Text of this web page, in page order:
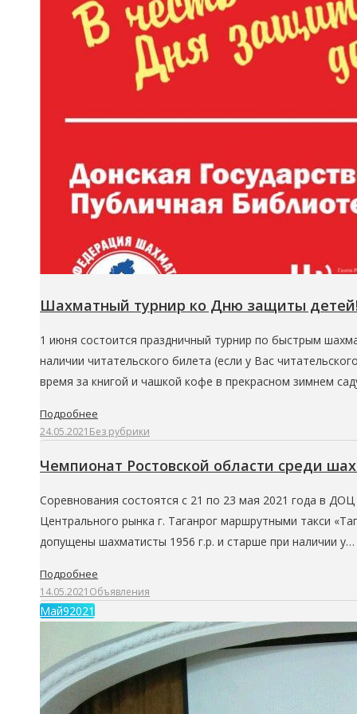
Шахматный турнир ко Дню защиты
1 июня состоится праздничный турнир по быстрым
наличии читательского билета (если у Вас
время за книгой и чашкой кофе в прекрасном зимнем
Подробнее
24.05.2021 Без рубрики
Чемпионат Ростовской области среди
Соревнования состоятся с 21 по 23 мая 2021 года в
Центрального рынка г. Таганрог маршрутными такси
допущены шахматисты 1956 г.р. и старше при наличии у…
Подробнее
14.05.2021 Объявления
Май92021